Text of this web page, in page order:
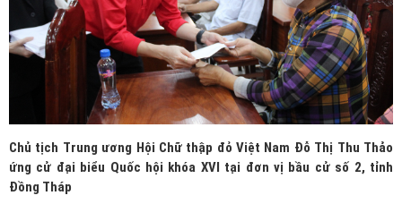
Chủ tịch Trung ương Hội Chữ thập đỏ Việt Nam Đỗ Thị Thu Thảo
ứng cử đại biểu Quốc hội khóa XVI tại đơn vị bầu cử số 2, tỉnh
Đồng Tháp